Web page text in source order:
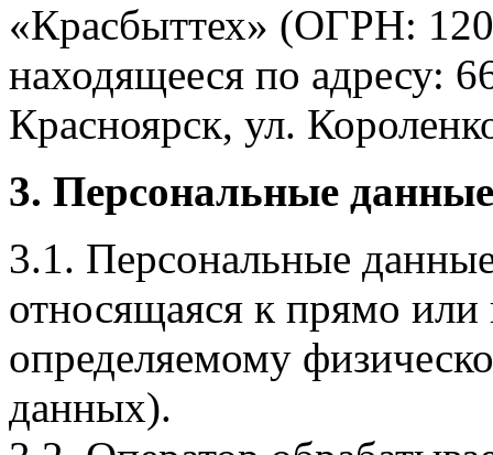
«Красбыттех» (ОГРН:
находящееся по адресу:
Красноярск, ул.
3. Персональные
3.1. Персональные
относящаяся к прямо
определяемому
данных).